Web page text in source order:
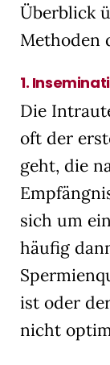
Überblick
Methoden
1.
Die
oft der
geht, die
sich um
häufig
ist oder
nicht